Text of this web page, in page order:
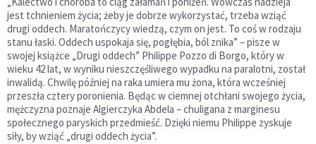
jest tchnieniem życia; żeby je dobrze wykorzystać, trzeba wziąć
drugi oddech. Maratończycy wiedzą, czym on jest. To coś w rodzaju
stanu łaski. Oddech uspokaja się, pogłębia, ból znika” – pisze w
swojej książce „Drugi oddech” Philippe Pozzo di Borgo, który w
wieku 42 lat, w wyniku nieszczęśliwego wypadku na paralotni, został
inwalidą. Chwilę później na raka umiera mu żona, która wcześniej
przeszła cztery poronienia. Będąc w ciemnej otchłani swojego życia,
mężczyzna poznaje Algierczyka Abdela – chuligana z marginesu
społecznego paryskich przedmieść. Dzięki niemu Philippe zyskuje
siły, by wziąć „drugi oddech życia”.